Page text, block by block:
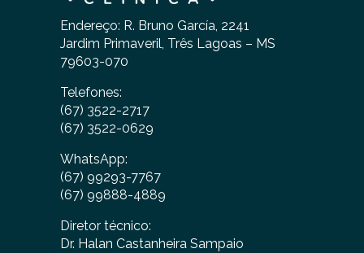
Endereço: R. Bruno García, 2241
Jardim Primaveril, Três Lagoas – MS
79603-070
Telefones:
(67) 3522-2717
(67) 3522-0629
WhatsApp:
(67) 99293-7767
(67) 99888-4889
Diretor técnico:
Dr. Halan Castanheira Sampaio